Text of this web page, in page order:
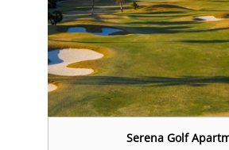
Serena Golf